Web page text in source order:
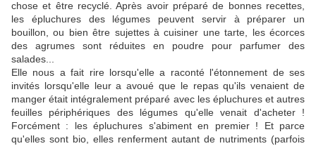
chose et être recyclé. Après avoir préparé de bonnes recettes,
les épluchures des légumes peuvent servir à préparer un
bouillon, ou bien être sujettes à cuisiner une tarte, les écorces
des agrumes sont réduites en poudre pour parfumer des
salades...
Elle nous a fait rire lorsqu'elle a raconté l'étonnement de ses
invités lorsqu'elle leur a avoué que le repas qu'ils venaient de
manger était intégralement préparé avec les épluchures et autres
feuilles périphériques des légumes qu'elle venait d'acheter !
Forcément : les épluchures s'abiment en premier ! Et parce
qu'elles sont bio, elles renferment autant de nutriments (parfois